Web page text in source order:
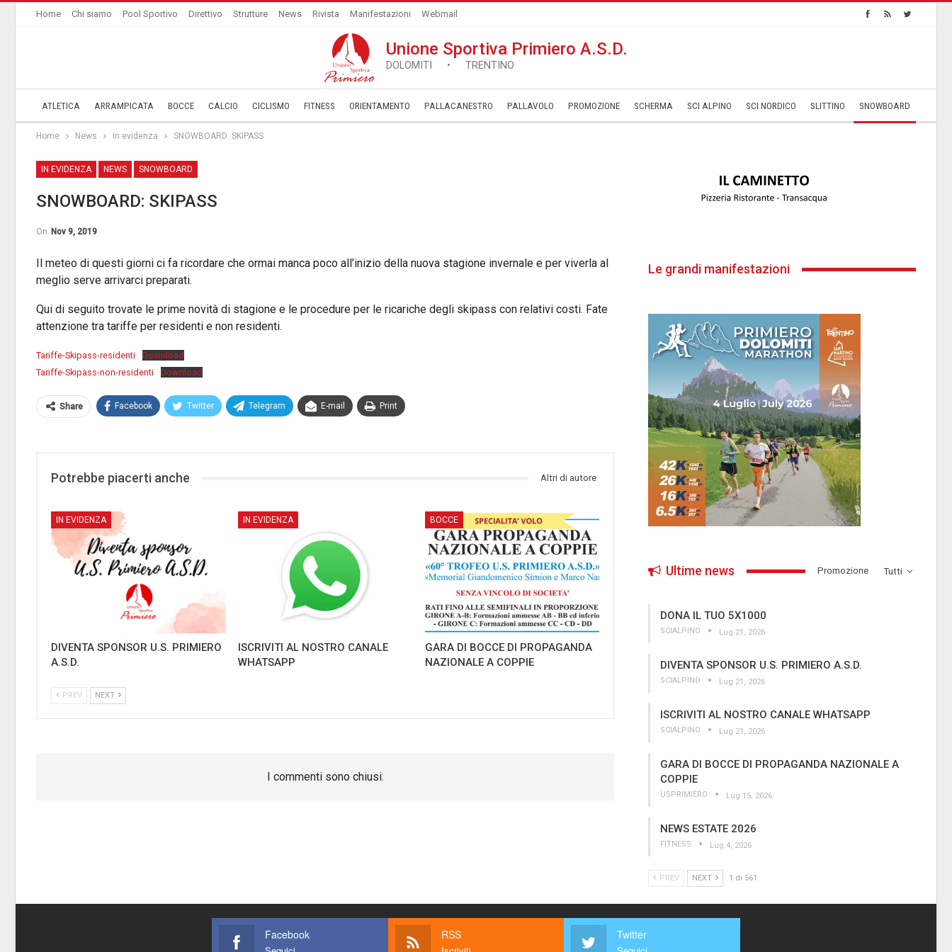
Home Chi siamo Pool Sportivo Direttivo Strutture News Rivista Manifestazioni Webmail
Unione Sportiva Primiero A.S.D.
DOLOMITI • TRENTINO
ATLETICA ARRAMPICATA BOCCE CALCIO CICLISMO FITNESS ORIENTAMENTO PALLACANESTRO PALLAVOLO ­PROMOZIONE SCHERMA SCI ALPINO SCI NORDICO SLITTINO SNOWBOARD
Home News In evidenza SNOWBOARD: SKIPASS
IN EVIDENZA NEWS SNOWBOARD
SNOWBOARD: SKIPASS
On Nov 9, 2019
Il meteo di questi giorni ci fa ricordare che ormai manca poco all’inizio della nuova stagione invernale e per viverla al
meglio serve arrivarci preparati.
Qui di seguito trovate le prime novità di stagione e le procedure per le ricariche degli skipass con relativi costi. Fate
attenzione tra tariffe per residenti e non residenti.
Tariffe-Skipass-residenti
Download
Tariffe-Skipass-non-residenti
Download
Share Facebook Twitter Telegram E-mail Print
Potrebbe piacerti anche Altri di autore
IN EVIDENZA
DIVENTA SPONSOR U.S. PRIMIERO
A.S.D.
IN EVIDENZA
ISCRIVITI AL NOSTRO CANALE
WHATSAPP
BOCCE
GARA DI BOCCE DI PROPAGANDA
NAZIONALE A COPPIE
PREV NEXT
I commenti sono chiusi.
Le grandi manifestazioni
Tutti
Ultime news ­Promozione
DONA IL TUO 5X1000
SCIALPINO Lug 21, 2026
DIVENTA SPONSOR U.S. PRIMIERO A.S.D.
SCIALPINO Lug 21, 2026
ISCRIVITI AL NOSTRO CANALE WHATSAPP
SCIALPINO Lug 21, 2026
GARA DI BOCCE DI PROPAGANDA NAZIONALE A
COPPIE
USPRIMIERO Lug 15, 2026
NEWS ESTATE 2026
FITNESS Lug 4, 2026
PREV NEXT 1 di 561
Facebook RSS Twitter